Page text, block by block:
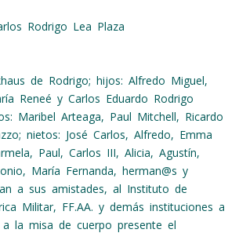
Rodrigo Lea Plaza
de Rodrigo; hijos: Alfredo Miguel,
Reneé y Carlos Eduardo Rodrigo
Maribel Arteaga, Paul Mitchell, Ricardo
nietos: José Carlos, Alfredo, Emma
Paul, Carlos III, Alicia, Agustín,
María Fernanda, herman@s y
a sus amistades, al Instituto de
Militar, FF.AA. y demás instituciones a
la misa de cuerpo presente el